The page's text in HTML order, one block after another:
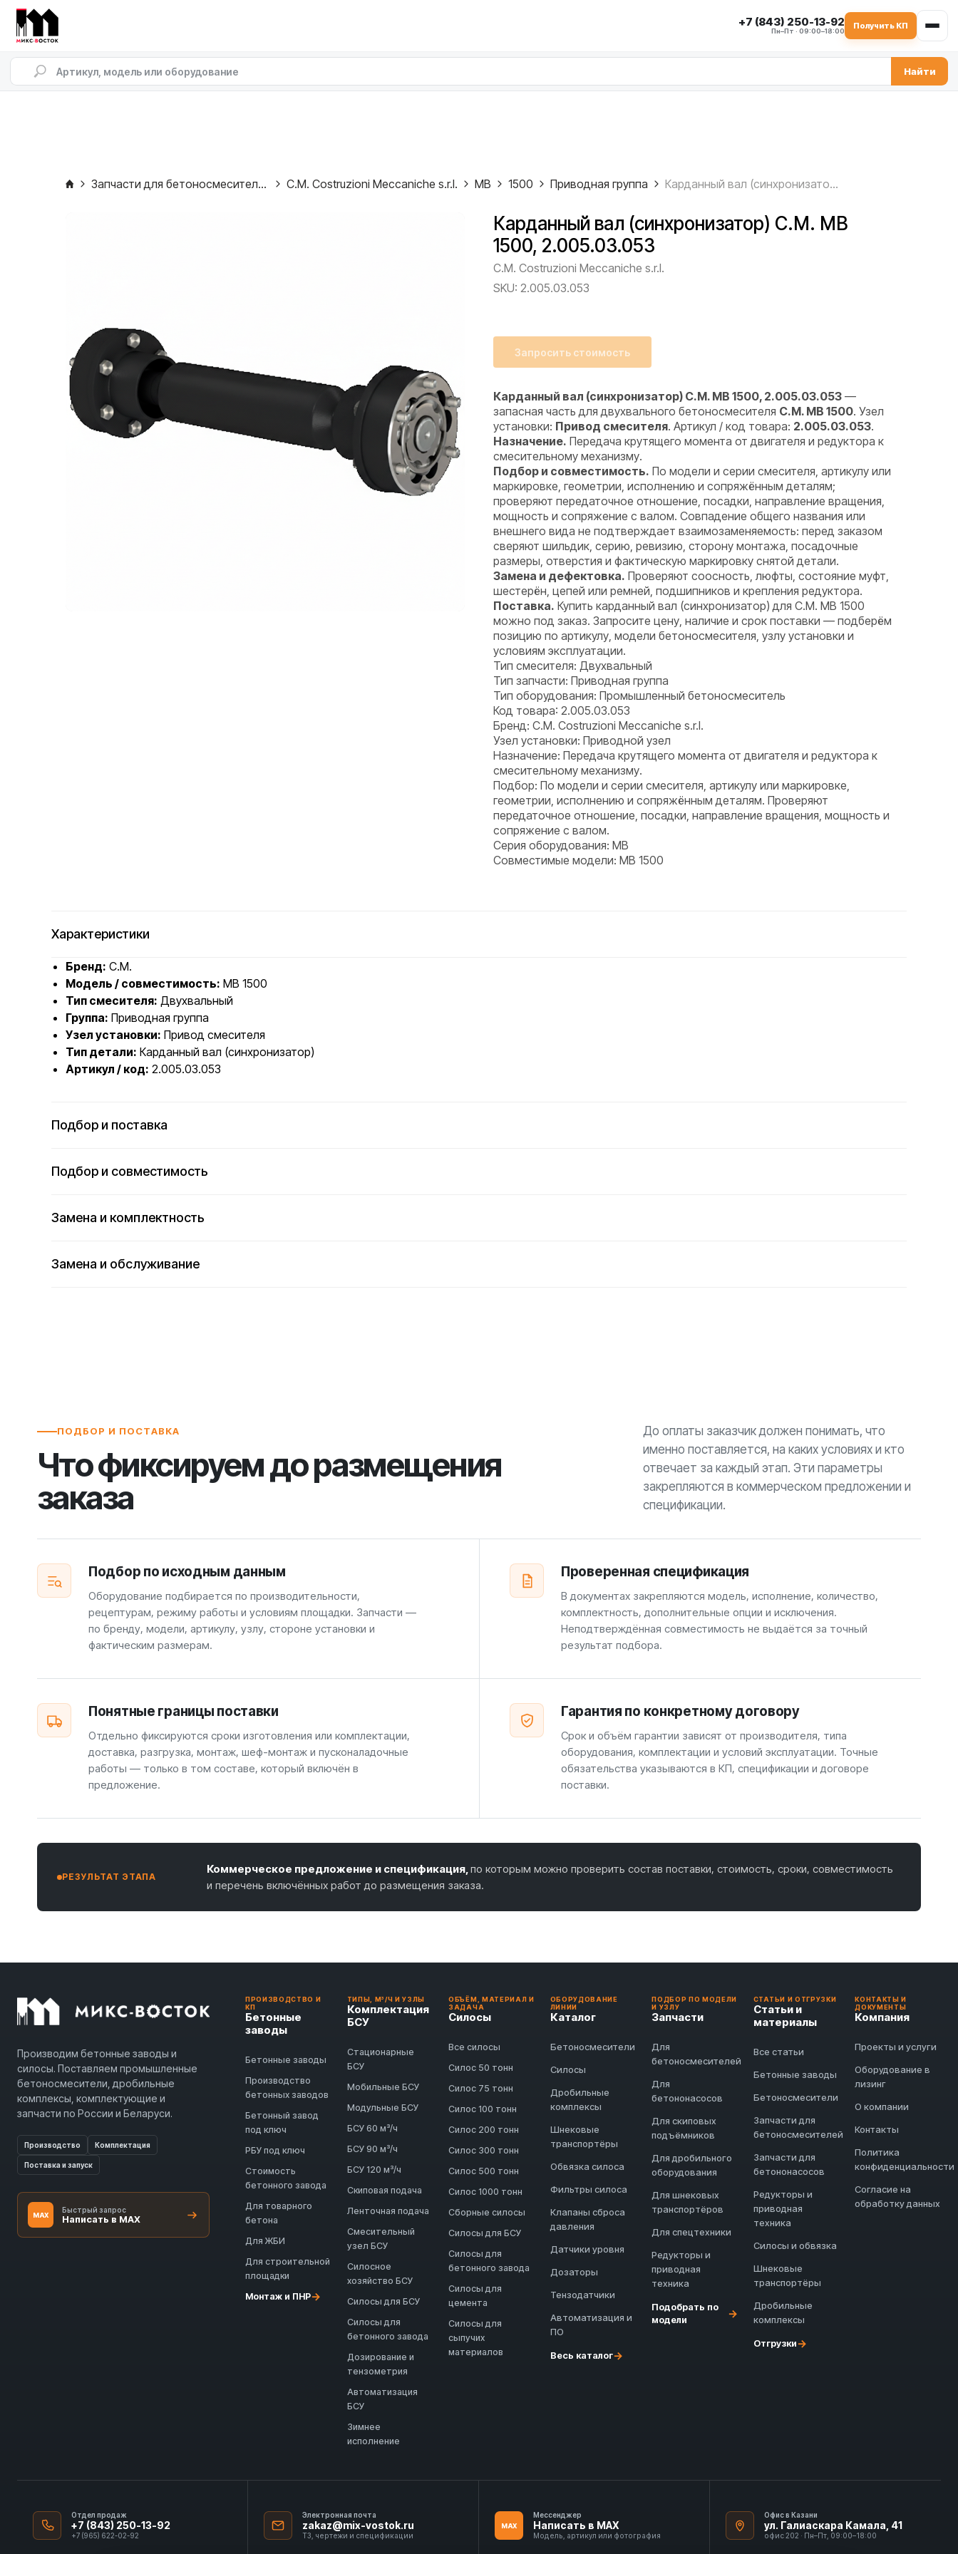
+7 (843) 250-13-92
Пн–Пт · 09:00–18:00
Получить КП
Найти
Запчасти для бетоносмесителей C.M. Costruzioni Meccaniche s.r.l. MB 1500 Приводная группа Карданный вал (синхронизатор) C.M. MB 1500, 2.005.03.053
Карданный вал (синхронизатор) C.M. MB
1500, 2.005.03.053
C.M. Costruzioni Meccaniche s.r.l.
SKU: 2.005.03.053
Запросить стоимость
Карданный вал (синхронизатор) C.M. MB 1500, 2.005.03.053 —
запасная часть для двухвального бетоносмесителя C.M. MB 1500. Узел
установки: Привод смесителя. Артикул / код товара: 2.005.03.053.
Назначение. Передача крутящего момента от двигателя и редуктора к
смесительному механизму.
Подбор и совместимость. По модели и серии смесителя, артикулу или
маркировке, геометрии, исполнению и сопряжённым деталям;
проверяют передаточное отношение, посадки, направление вращения,
мощность и сопряжение с валом. Совпадение общего названия или
внешнего вида не подтверждает взаимозаменяемость: перед заказом
сверяют шильдик, серию, ревизию, сторону монтажа, посадочные
размеры, отверстия и фактическую маркировку снятой детали.
Замена и дефектовка. Проверяют соосность, люфты, состояние муфт,
шестерён, цепей или ремней, подшипников и крепления редуктора.
Поставка. Купить карданный вал (синхронизатор) для C.M. MB 1500
можно под заказ. Запросите цену, наличие и срок поставки — подберём
позицию по артикулу, модели бетоносмесителя, узлу установки и
условиям эксплуатации.
Тип смесителя: Двухвальный
Тип запчасти: Приводная группа
Тип оборудования: Промышленный бетоносмеситель
Код товара: 2.005.03.053
Бренд: C.M. Costruzioni Meccaniche s.r.l.
Узел установки: Приводной узел
Назначение: Передача крутящего момента от двигателя и редуктора к
смесительному механизму.
Подбор: По модели и серии смесителя, артикулу или маркировке,
геометрии, исполнению и сопряжённым деталям. Проверяют
передаточное отношение, посадки, направление вращения, мощность и
сопряжение с валом.
Серия оборудования: MB
Совместимые модели: MB 1500
Характеристики
Бренд: C.M.
Модель / совместимость: MB 1500
Тип смесителя: Двухвальный
Группа: Приводная группа
Узел установки: Привод смесителя
Тип детали: Карданный вал (синхронизатор)
Артикул / код: 2.005.03.053
Подбор и поставка
Подбор и совместимость
Замена и комплектность
Замена и обслуживание
ПОДБОР И ПОСТАВКА
Что фиксируем до размещения
заказа
До оплаты заказчик должен понимать, что
именно поставляется, на каких условиях и кто
отвечает за каждый этап. Эти параметры
закрепляются в коммерческом предложении и
спецификации.
Подбор по исходным данным
Оборудование подбирается по производительности,
рецептурам, режиму работы и условиям площадки. Запчасти —
по бренду, модели, артикулу, узлу, стороне установки и
фактическим размерам.
Проверенная спецификация
В документах закрепляются модель, исполнение, количество,
комплектность, дополнительные опции и исключения.
Неподтверждённая совместимость не выдаётся за точный
результат подбора.
Понятные границы поставки
Отдельно фиксируются сроки изготовления или комплектации,
доставка, разгрузка, монтаж, шеф-монтаж и пусконаладочные
работы — только в том составе, который включён в
предложение.
Гарантия по конкретному договору
Срок и объём гарантии зависят от производителя, типа
оборудования, комплектации и условий эксплуатации. Точные
обязательства указываются в КП, спецификации и договоре
поставки.
РЕЗУЛЬТАТ ЭТАПА
Коммерческое предложение и спецификация,по которым можно проверить состав поставки, стоимость, сроки, совместимость
и перечень включённых работ до размещения заказа.
Производим бетонные заводы и
силосы. Поставляем промышленные
бетоносмесители, дробильные
комплексы, комплектующие и
запчасти по России и Беларуси.
Производство Комплектация
Поставка и запуск
MAX
Быстрый запрос
Написать в MAX
ПРОИЗВОДСТВО И
КП
Бетонные
заводы
Бетонные заводы
Производство
бетонных заводов
Бетонный завод
под ключ
РБУ под ключ
Стоимость
бетонного завода
Для товарного
бетона
Для ЖБИ
Для строительной
площадки
Монтаж и ПНР→
ТИПЫ, М³/Ч И УЗЛЫ
Комплектация
БСУ
Стационарные
БСУ
Мобильные БСУ
Модульные БСУ
БСУ 60 м³/ч
БСУ 90 м³/ч
БСУ 120 м³/ч
Скиповая подача
Ленточная подача
Смесительный
узел БСУ
Силосное
хозяйство БСУ
Силосы для БСУ
Силосы для
бетонного завода
Дозирование и
тензометрия
Автоматизация
БСУ
Зимнее
исполнение
ОБЪЁМ, МАТЕРИАЛ И
ЗАДАЧА
Силосы
Все силосы
Силос 50 тонн
Силос 75 тонн
Силос 100 тонн
Силос 200 тонн
Силос 300 тонн
Силос 500 тонн
Силос 1000 тонн
Сборные силосы
Силосы для БСУ
Силосы для
бетонного завода
Силосы для
цемента
Силосы для
сыпучих
материалов
ОБОРУДОВАНИЕ
ЛИНИИ
Каталог
Бетоносмесители
Силосы
Дробильные
комплексы
Шнековые
транспортёры
Обвязка силоса
Фильтры силоса
Клапаны сброса
давления
Датчики уровня
Дозаторы
Тензодатчики
Автоматизация и
ПО
Весь каталог→
ПОДБОР ПО МОДЕЛИ
И УЗЛУ
Запчасти
Для
бетоносмесителей
Для
бетононасосов
Для скиповых
подъёмников
Для дробильного
оборудования
Для шнековых
транспортёров
Для спецтехники
Редукторы и
приводная
техника
Подобрать по
модели
→
СТАТЬИ И ОТГРУЗКИ
Статьи и
материалы
Все статьи
Бетонные заводы
Бетоносмесители
Запчасти для
бетоносмесителей
Запчасти для
бетононасосов
Редукторы и
приводная
техника
Силосы и обвязка
Шнековые
транспортёры
Дробильные
комплексы
Отгрузки→
КОНТАКТЫ И
ДОКУМЕНТЫ
Компания
Проекты и услуги
Оборудование в
лизинг
О компании
Контакты
Политика
конфиденциальности
Согласие на
обработку данных
Отдел продаж
+7 (843) 250-13-92
+7 (965) 622-02-92
Электронная почта
zakaz@mix-vostok.ru
ТЗ, чертежи и спецификации
MAX
Мессенджер
Написать в MAX
Модель, артикул или фотография
Офис в Казани
ул. Галиаскара Камала, 41
офис 202 · Пн–Пт, 09:00–18:00